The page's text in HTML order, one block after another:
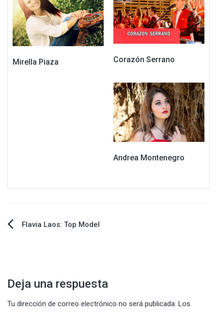
Mirella Piaza Corazón Serrano
Andrea Montenegro
Navegación
Flavia Laos: Top Model
Deja una respuesta
Tu dirección de correo electrónico no será publicada. Los